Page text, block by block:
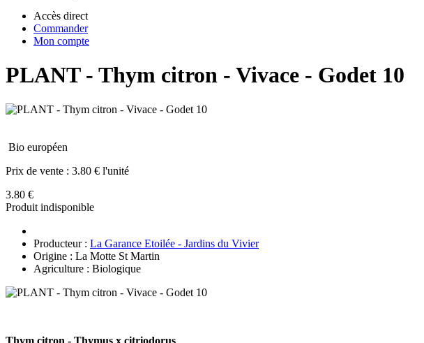
Accès direct
Commander
Mon compte
PLANT - Thym citron - Vivace - Godet 10
Bio européen
Prix de vente : 3.80 € l'unité
3.80 €
Produit indisponible
Producteur : La Garance Etoilée - Jardins du Vivier
Origine : La Motte St Martin
Agriculture : Biologique
Thym citron - Thymus x citriodorus